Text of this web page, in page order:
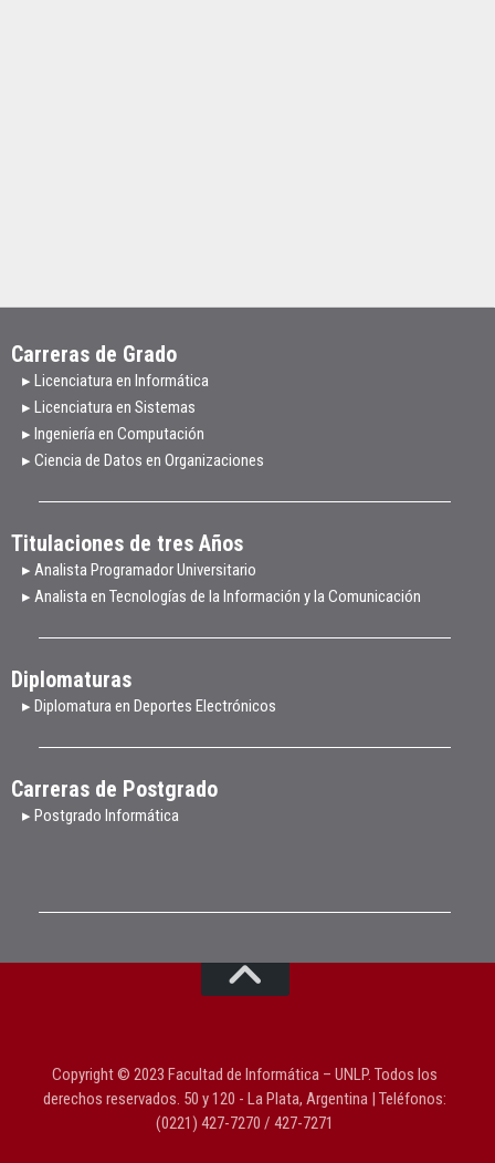
Carreras de Grado
▸ Licenciatura en Informática
▸ Licenciatura en Sistemas
▸ Ingeniería en Computación
▸ Ciencia de Datos en Organizaciones
Titulaciones de tres Años
▸ Analista Programador Universitario
▸ Analista en Tecnologías de la Información y la Comunicación
Diplomaturas
▸ Diplomatura en Deportes Electrónicos
Carreras de Postgrado
▸ Postgrado Informática
Copyright © 2023 Facultad de Informática – UNLP. Todos los
derechos reservados. 50 y 120 - La Plata, Argentina | Teléfonos:
(0221) 427-7270 / 427-7271